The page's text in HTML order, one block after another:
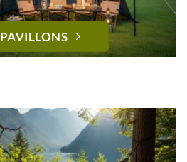
PAVILLONS